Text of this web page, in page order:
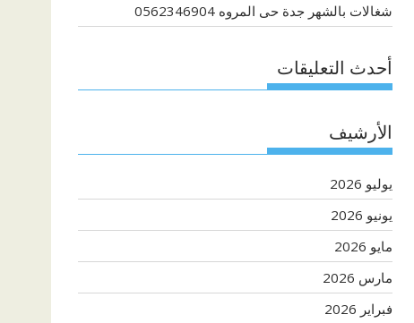
شغالات بالشهر جدة حى المروه 0562346904
أحدث التعليقات
الأرشيف
يوليو 2026
يونيو 2026
مايو 2026
مارس 2026
فبراير 2026